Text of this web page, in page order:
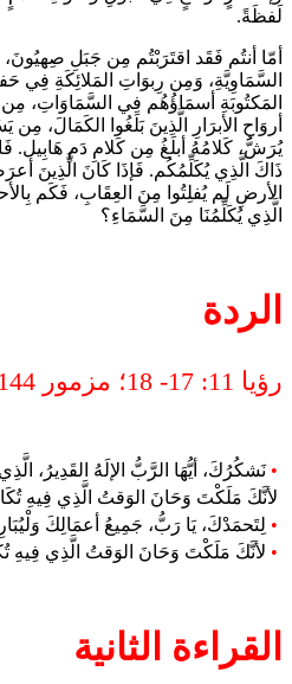
لَفظَةً.
أمّا أنتُم فَقَد اقتَرَبْتُم مِن جَبَلِ صِهيُونَ،
السَّمَاوِيَّةِ، وَمِن رِبوَاتِ المَلائِكَةِ فِي
المَكتُوبَةِ أسمَاؤُهُم فِي السَّمَاوَاتِ،
أروَاحِ الأبرَارِ الَّذِينَ بَلَغُوا
يُرَشُّ، كَلامُهُ أبلَغُ مِن كَلامِ دَمِ هَابِيل.
ذَاكَ الَّذِي يُكَلِّمُكُم. فَإذَا كَانَ الَّذِينَ
الأرضِ لَم يُفلِتُوا مِنَ العِقَابِ، فَكَم
الَّذِي يُكَلِّمُنَا مِنَ السَّمَاءِ؟
الردة
رؤيا 11: 17- 18؛ مزمور 144: 10
• نَشكُرُكَ، أيُّهَا الرَّبُّ الإلَهُ القَدِيرُ،
لأنَّكَ مَلَكْتَ وَحَانَ الوَقتُ الَّذِي فِيهِ
• لِتَحمَدْكَ، يَا رَبُّ، جَمِيعُ أعمَالِكَ
• لأنَّكَ مَلَكْتَ وَحَانَ الوَقتُ الَّذِي فِيهِ
القراءة الثانية